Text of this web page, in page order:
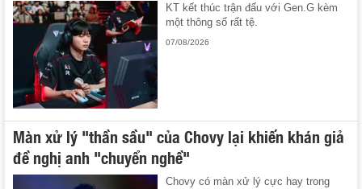
KT kết thúc trận đấu với Gen.G kèm
một thông số rất tệ.
07/08/2026
Màn xử lý "thần sầu" của Chovy lại khiến khán giả
đề nghị anh "chuyển nghề"
Chovy có màn xử lý cực hay trong